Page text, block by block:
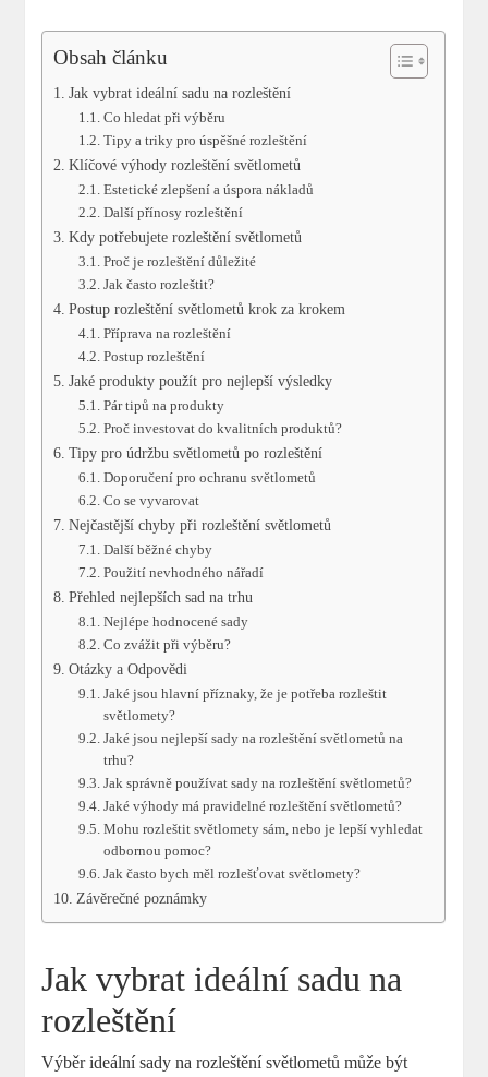
Obsah článku
Jak vybrat ideální sadu na‌ rozleštění
Co hledat při výběru
Tipy a triky pro úspěšné rozleštění
Klíčové výhody rozleštění světlometů
Estetické zlepšení a úspora nákladů
Další přínosy rozleštění
Kdy potřebujete rozleštění světlometů
Proč⁢ je rozleštění důležité
Jak často rozleštit?
Postup rozleštění světlometů krok za krokem
Příprava na rozleštění
Postup rozleštění
Jaké produkty použít pro nejlepší výsledky
Pár tipů na produkty
Proč investovat do kvalitních produktů?
Tipy pro údržbu světlometů po rozleštění
Doporučení pro ochranu světlometů
Co se vyvarovat
Nejčastější chyby při rozleštění světlometů
Další⁢ běžné chyby
Použití nevhodného⁤ nářadí
Přehled nejlepších sad na trhu
Nejlépe hodnocené sady
Co zvážit při výběru?
Otázky a Odpovědi
Jaké jsou hlavní příznaky, že je potřeba rozleštit
světlomety?
Jaké jsou nejlepší sady na rozleštění světlometů na
trhu?
Jak správně používat sady na rozleštění ⁤světlometů?
Jaké výhody má pravidelné rozleštění světlometů?
Mohu rozleštit světlomety sám, nebo je lepší vyhledat
odbornou pomoc?
Jak často bych měl rozlešťovat světlomety?
Závěrečné poznámky
Jak vybrat ideální sadu na‌
rozleštění
Výběr ideální sady na rozleštění světlometů může ‌být